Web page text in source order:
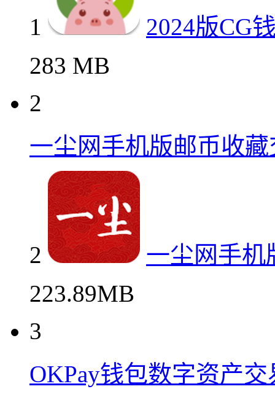
1
2024版CG
283 MB
2
一尘网手机版邮币收
2
一尘网手机
223.89MB
3
OKPay钱包数字资产